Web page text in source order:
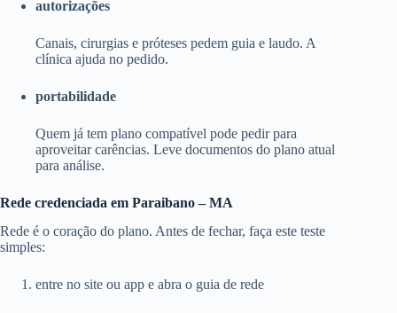
autorizações
Canais, cirurgias e próteses pedem guia e laudo. A
clínica ajuda no pedido.
portabilidade
Quem já tem plano compatível pode pedir para
aproveitar carências. Leve documentos do plano atual
para análise.
Rede credenciada em Paraibano – MA
Rede é o coração do plano. Antes de fechar, faça este teste
simples:
entre no site ou app e abra o guia de rede